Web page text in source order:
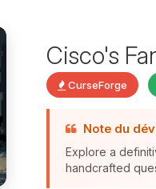
Cisco's
CurseForge
Note du
Explore a
handcrafted